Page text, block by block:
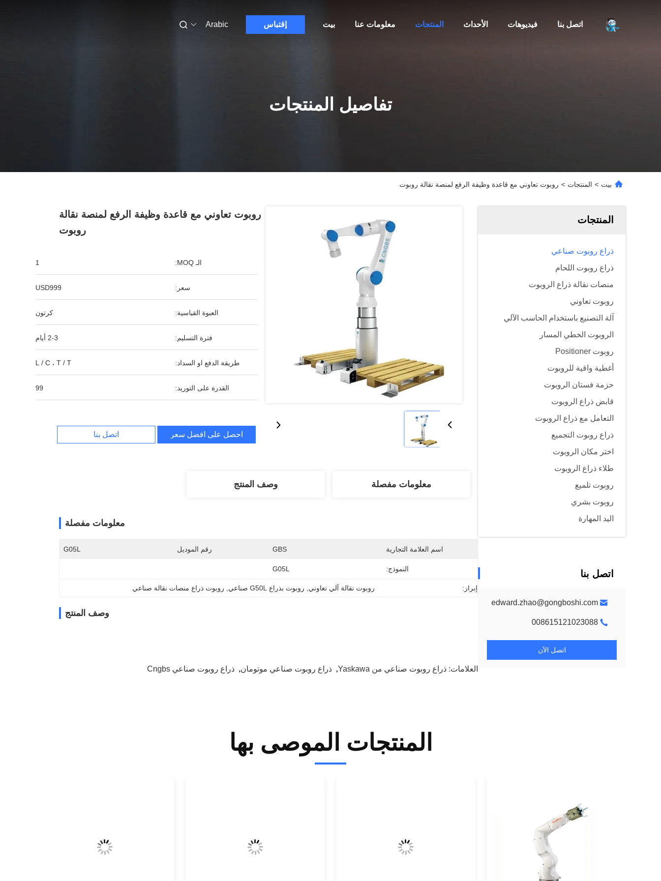
بيت معلومات عنا المنتجات الأحداث فيديوهات اتصل بنا إقتباس Arabic
تفاصيل المنتجات
بيت > المنتجات > روبوت تعاوني مع قاعدة وظيفة الرفع لمنصة نقالة روبوت
المنتجات
ذراع روبوت صناعي
ذراع روبوت اللحام
منصات نقالة ذراع الروبوت
روبوت تعاوني
آلة التصنيع باستخدام الحاسب الآلي
الروبوت الخطي المسار
روبوت Positioner
أغطية واقية للروبوت
حزمة فستان الروبوت
قابض ذراع الروبوت
التعامل مع ذراع الروبوت
ذراع روبوت التجميع
اختر مكان الروبوت
طلاء ذراع الروبوت
روبوت تلميع
روبوت بشري
اليد المهارة
اتصل بنا
edward.zhao@gongboshi.com
008615121023088
اتصل الآن
روبوت تعاوني مع قاعدة وظيفة الرفع لمنصة نقالة
روبوت
الـ MOQ: 1
سعر: USD999
العبوة القياسية: كرتون
فترة التسليم: 2-3 أيام
طريقة الدفع او السداد: L / C ، T / T
القدرة على التوريد: 99
احصل على افضل سعر اتصل بنا
معلومات مفصلة وصف المنتج
معلومات مفصلة
اسم العلامة التجارية GBS رقم الموديل G05L
النموذج: G05L
إبراز: روبوت نقالة آلي تعاوني روبوت بذراع G50L صناعي روبوت ذراع منصات نقالة صناعي
وصف المنتج
العلامات: ذراع روبوت صناعي من Yaskawa , ذراع روبوت صناعي موتومان, ذراع روبوت صناعي Cngbs
المنتجات الموصى بها